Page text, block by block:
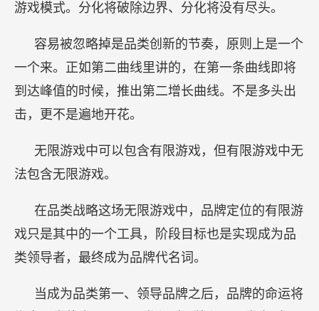
游戏模式。分化将破除边界、分化将没有尽头。
容易被忽略掉是品类创新的节奏，原则上是一个
一个来。正如第二曲线里讲的，在第一条曲线即将
到达峰值的时候，推出第二增长曲线。不是多头出
击，更不是遍地开花。
无限游戏中可以包含有限游戏，但有限游戏中无
法包含无限游戏。
在品类战略这场无限游戏中，品牌定位的有限游
戏只是其中的一个工具，阶段目标也是实现成为品
类领导者，最终成为品牌代名词。
当成为品类第一、领导品牌之后，品牌的命运将